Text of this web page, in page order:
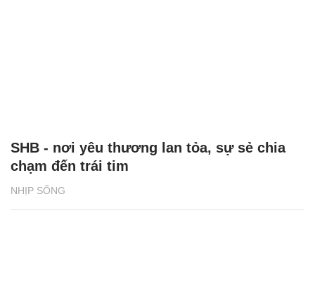
NHỊP SỐNG
SHB - nơi yêu thương lan tỏa, sự sẻ chia
chạm đến trái tim